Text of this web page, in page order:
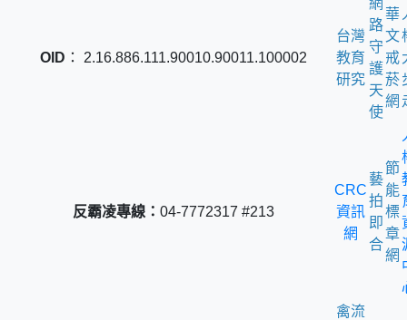
OID ： 2.16.886.111.90010.90011.100002
台灣
教育
研究
路
守
護
天
使
華
文
戒
菸
網
反霸凌專線： 04-7772317 #213
CRC
資訊
網
藝
拍
即
合
節
能
標
章
網
禽流